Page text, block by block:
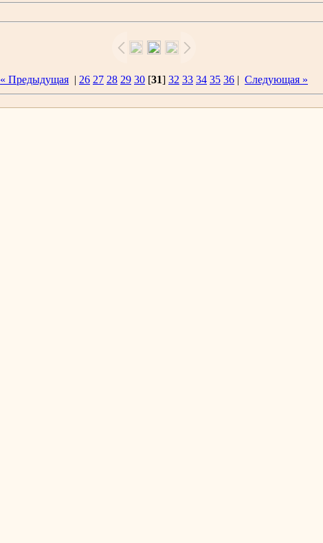
« Предыдущая | 26 27 28 29 30 [31] 32 33 34 35 36 | Следующая »